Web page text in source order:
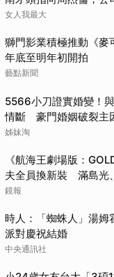
女人我最大
獅門影業積極推動《麥
年底至明年初開拍
藝點新聞
5566小刀證實婚變！
情斷 豪門婚姻破裂主
姊妹淘
《航海王劇場版：
夫全員換新裝 滿島光
鏡報
時人：「蜘蛛人」湯姆
派對慶祝結婚
中央通訊社